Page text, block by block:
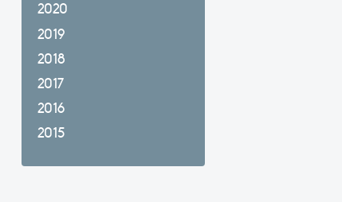
2020
2019
2018
2017
2016
2015